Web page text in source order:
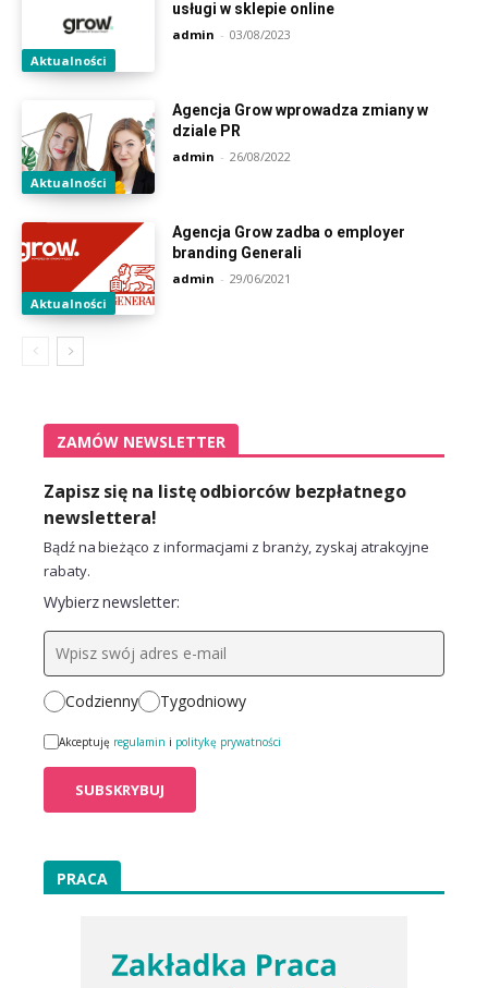
Aktualności
usługi w sklepie online
admin - 03/08/2023
Aktualności
Agencja Grow wprowadza zmiany w
dziale PR
admin - 26/08/2022
Aktualności
Agencja Grow zadba o employer
branding Generali
admin - 29/06/2021
ZAMÓW NEWSLETTER
Zapisz się na listę odbiorców bezpłatnego
newslettera!
Bądź na bieżąco z informacjami z branży, zyskaj atrakcyjne
rabaty.
Wybierz newsletter:
Codzienny Tygodniowy
Akceptuję regulamin i politykę prywatności
PRACA